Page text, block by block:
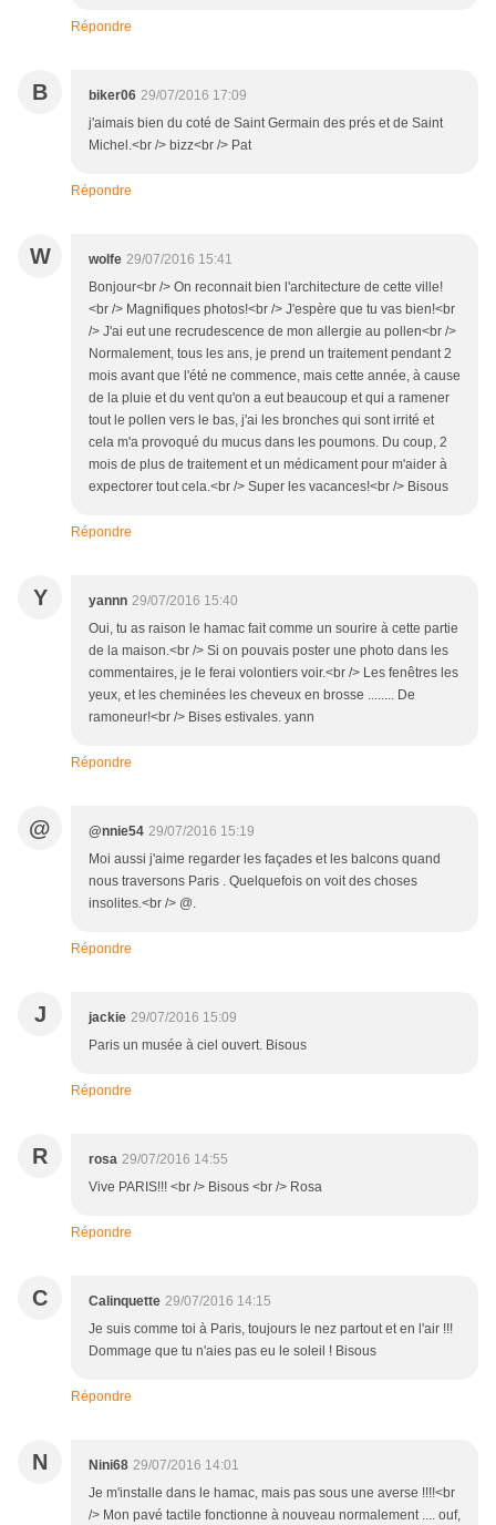
Répondre
B biker06 29/07/2016 17:09
j'aimais bien du coté de Saint Germain des prés et de Saint
Michel.<br /> bizz<br /> Pat
Répondre
W wolfe 29/07/2016 15:41
Bonjour<br /> On reconnait bien l'architecture de cette ville!
<br /> Magnifiques photos!<br /> J'espère que tu vas bien!<br
/> J'ai eut une recrudescence de mon allergie au pollen<br />
Normalement, tous les ans, je prend un traitement pendant 2
mois avant que l'été ne commence, mais cette année, à cause
de la pluie et du vent qu'on a eut beaucoup et qui a ramener
tout le pollen vers le bas, j'ai les bronches qui sont irrité et
cela m'a provoqué du mucus dans les poumons. Du coup, 2
mois de plus de traitement et un médicament pour m'aider à
expectorer tout cela.<br /> Super les vacances!<br /> Bisous
Répondre
Y yannn 29/07/2016 15:40
Oui, tu as raison le hamac fait comme un sourire à cette partie
de la maison.<br /> Si on pouvais poster une photo dans les
commentaires, je le ferai volontiers voir.<br /> Les fenêtres les
yeux, et les cheminées les cheveux en brosse ........ De
ramoneur!<br /> Bises estivales. yann
Répondre
@ @nnie54 29/07/2016 15:19
Moi aussi j'aime regarder les façades et les balcons quand
nous traversons Paris . Quelquefois on voit des choses
insolites.<br /> @.
Répondre
J jackie 29/07/2016 15:09
Paris un musée à ciel ouvert. Bisous
Répondre
R rosa 29/07/2016 14:55
Vive PARIS!!! <br /> Bisous <br /> Rosa
Répondre
C Calinquette 29/07/2016 14:15
Je suis comme toi à Paris, toujours le nez partout et en l'air !!!
Dommage que tu n'aies pas eu le soleil ! Bisous
Répondre
N Nini68 29/07/2016 14:01
Je m'installe dans le hamac, mais pas sous une averse !!!!<br
/> Mon pavé tactile fonctionne à nouveau normalement .... ouf,